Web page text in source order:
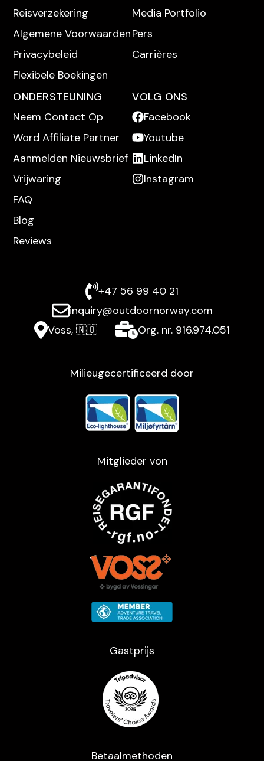
Reisverzekering
Algemene Voorwaarden
Privacybeleid
Flexibele Boekingen
Media Portfolio
Pers
Carrières
ONDERSTEUNING
Neem Contact Op
Word Affiliate Partner
Aanmelden Nieuwsbrief
Vrijwaring
FAQ
Blog
Reviews
VOLG ONS
Facebook
Youtube
LinkedIn
Instagram
+47 56 99 40 21
inquiry@outdoornorway.com
Voss, 🇳🇴
Org. nr. 916.974.051
Milieugecertificeerd door
Mitglieder von
Gastprijs
Betaalmethoden